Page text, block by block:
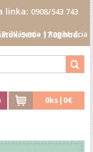
linka: 0908/543 743
9.00 - 17.00 hod.
Prihlásenie|Registrácia
0ks| 0€